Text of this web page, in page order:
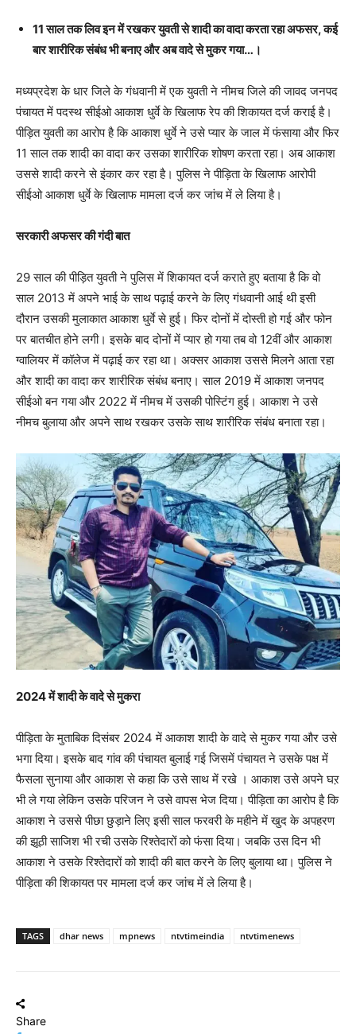
11 साल तक लिव इन में रखकर युवती से शादी का वादा करता रहा अफसर, कई
बार शारीरिक संबंध भी बनाए और अब वादे से मुकर गया…।
मध्यप्रदेश के धार जिले के गंधवानी में एक युवती ने नीमच जिले की जावद जनपद
पंचायत में पदस्थ सीईओ आकाश धुर्वे के खिलाफ रेप की शिकायत दर्ज कराई है।
पीड़ित युवती का आरोप है कि आकाश धुर्वे ने उसे प्यार के जाल में फंसाया और फिर
11 साल तक शादी का वादा कर उसका शारीरिक शोषण करता रहा। अब आकाश
उससे शादी करने से इंकार कर रहा है। पुलिस ने पीड़िता के खिलाफ आरोपी
सीईओ आकाश धुर्वे के खिलाफ मामला दर्ज कर जांच में ले लिया है।
सरकारी अफसर की गंदी बात
29 साल की पीड़ित युवती ने पुलिस में शिकायत दर्ज कराते हुए बताया है कि वो
साल 2013 में अपने भाई के साथ पढ़ाई करने के लिए गंधवानी आई थी इसी
दौरान उसकी मुलाकात आकाश धुर्वे से हुई। फिर दोनों में दोस्ती हो गई और फोन
पर बातचीत होने लगी। इसके बाद दोनों में प्यार हो गया तब वो 12वीं और आकाश
ग्वालियर में कॉलेज में पढ़ाई कर रहा था। अक्सर आकाश उससे मिलने आता रहा
और शादी का वादा कर शारीरिक संबंध बनाए। साल 2019 में आकाश जनपद
सीईओ बन गया और 2022 में नीमच में उसकी पोस्टिंग हुई। आकाश ने उसे
नीमच बुलाया और अपने साथ रखकर उसके साथ शारीरिक संबंध बनाता रहा।
2024 में शादी के वादे से मुकरा
पीड़िता के मुताबिक दिसंबर 2024 में आकाश शादी के वादे से मुकर गया और उसे
भगा दिया। इसके बाद गांव की पंचायत बुलाई गई जिसमें पंचायत ने उसके पक्ष में
फैसला सुनाया और आकाश से कहा कि उसे साथ में रखे । आकाश उसे अपने घऱ
भी ले गया लेकिन उसके परिजन ने उसे वापस भेज दिया। पीड़िता का आरोप है कि
आकाश ने उससे पीछा छुड़ाने लिए इसी साल फरवरी के महीने में खुद के अपहरण
की झूठी साजिश भी रची उसके रिश्तेदारों को फंसा दिया। जबकि उस दिन भी
आकाश ने उसके रिश्तेदारों को शादी की बात करने के लिए बुलाया था। पुलिस ने
पीड़िता की शिकायत पर मामला दर्ज कर जांच में ले लिया है।
TAGS dhar news mpnews ntvtimeindia ntvtimenews
Share